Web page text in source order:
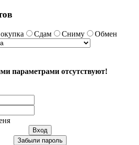
Сдам Сниму
Обмен
параметрами отсутствуют!
Вход
Забыли пароль